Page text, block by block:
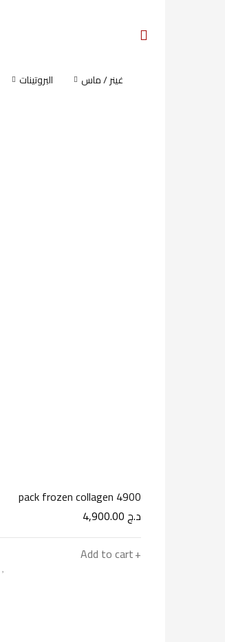
غينر / ماس البروتينات
pack frozen collagen 4900
د.ج
Add to cart